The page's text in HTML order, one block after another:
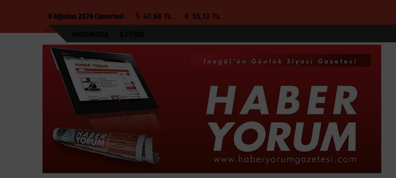
8 Ağustos 2026 Cumartesi 47,68 TL 55,13 TL